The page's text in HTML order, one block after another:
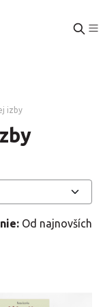
izby
Od najnovších